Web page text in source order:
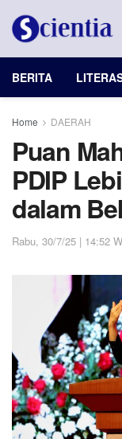
BERITA
Home DAERAH
Puan
PDIP
dalam
Rabu, 30/7/25 | 14:52